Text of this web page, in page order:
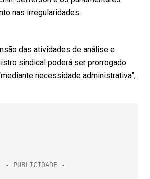
nas irregularidades.
das atividades de análise e
sindical poderá ser prorrogado
necessidade administrativa”,